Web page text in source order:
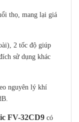
thọ, mang lại giá
2 tốc độ giúp
sử dụng khác
nguyên lý khí
FV-32CD9 có